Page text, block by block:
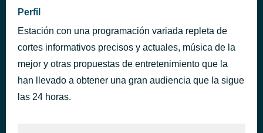
Days Are Numbers (The Traveller)
The Alan Parsons Project
Knockin' On Heaven's Door
Bryan Ferry
hace 28 minutos
Perfil
Estación con una programación variada repleta de
cortes informativos precisos y actuales, música de la
mejor y otras propuestas de entretenimiento que la
han llevado a obtener una gran audiencia que la sigue
las 24 horas.